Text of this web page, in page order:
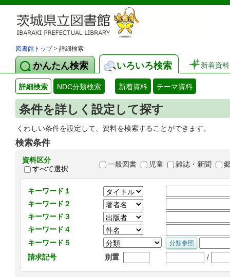
図書館トップ> 詳細検索
かんたん検索 いろいろ検索 新着資料
詳細検索 NDC分類検索 新着資料 テーマ資料
条件を詳しく設定して探す
くわしい条件を設定して、資料を検索することができます。
検索条件
資料区分
すべて選択
一般図書 児童 雑誌・新聞
キーワード１
キーワード２
キーワード３
キーワード４
キーワード５
請求記号
別置 /